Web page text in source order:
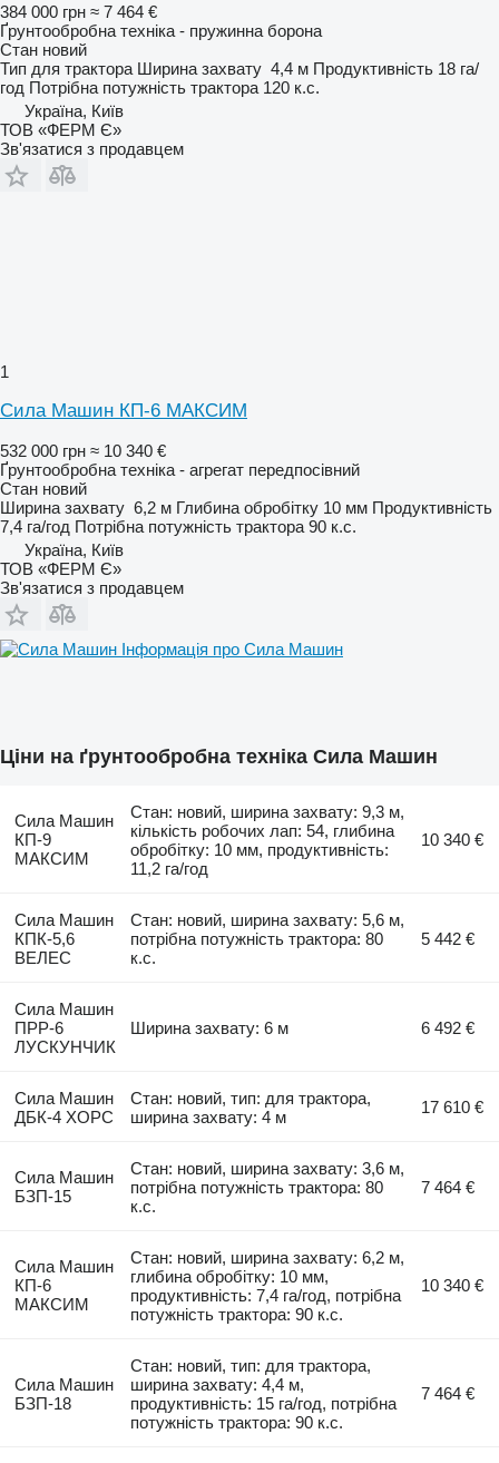
384 000 грн ≈ 7 464 €
Ґрунтообробна техніка - пружинна борона
Стан новий
Тип для трактора Ширина захвату 4,4 м Продуктивність 18 га/
год Потрібна потужність трактора 120 к.с.
Україна, Київ
ТОВ «ФЕРМ Є»
Зв'язатися з продавцем
1
Сила Машин КП-6 МАКСИМ
532 000 грн ≈ 10 340 €
Ґрунтообробна техніка - агрегат передпосівний
Стан новий
Ширина захвату 6,2 м Глибина обробітку 10 мм Продуктивність
7,4 га/год Потрібна потужність трактора 90 к.с.
Україна, Київ
ТОВ «ФЕРМ Є»
Зв'язатися з продавцем
Інформація про Сила Машин
Ціни на ґрунтообробна техніка Сила Машин
Сила Машин
КП-9
МАКСИМ
Стан: новий, ширина захвату: 9,3 м,
кількість робочих лап: 54, глибина
обробітку: 10 мм, продуктивність:
11,2 га/год
10 340 €
Сила Машин
КПК-5,6
ВЕЛЕС
Стан: новий, ширина захвату: 5,6 м,
потрібна потужність трактора: 80
к.с.
5 442 €
Сила Машин
ПРР-6
ЛУСКУНЧИК
Ширина захвату: 6 м 6 492 €
Сила Машин
ДБК-4 ХОРС
Стан: новий, тип: для трактора,
ширина захвату: 4 м
17 610 €
Сила Машин
БЗП-15
Стан: новий, ширина захвату: 3,6 м,
потрібна потужність трактора: 80
к.с.
7 464 €
Сила Машин
КП-6
МАКСИМ
Стан: новий, ширина захвату: 6,2 м,
глибина обробітку: 10 мм,
продуктивність: 7,4 га/год, потрібна
потужність трактора: 90 к.с.
10 340 €
Сила Машин
БЗП-18
Стан: новий, тип: для трактора,
ширина захвату: 4,4 м,
продуктивність: 15 га/год, потрібна
потужність трактора: 90 к.с.
7 464 €